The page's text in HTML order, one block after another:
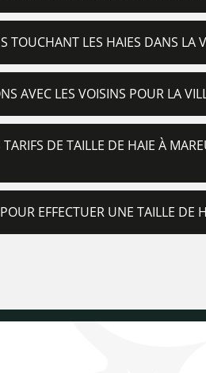
TOUCHANT LES HAIES DANS LA
AVEC LES VOISINS POUR LA
DE TAILLE DE HAIE À
EFFECTUER UNE TAILLE DE